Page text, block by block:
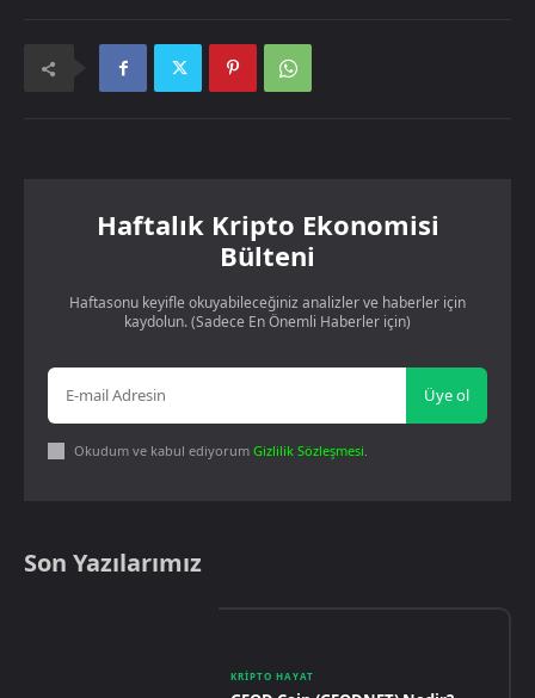
Haftalık Kripto Ekonomisi
Bülteni
Haftasonu keyifle okuyabileceğiniz analizler ve haberler için
kaydolun. (Sadece En Önemli Haberler için)
Üye ol
Okudum ve kabul ediyorum Gizlilik Sözleşmesi.
Son Yazılarımız
KRIPTO HAYAT